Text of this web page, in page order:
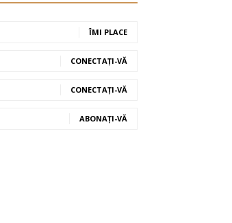
ÎMI PLACE
CONECTAȚI-VĂ
CONECTAȚI-VĂ
ABONAȚI-VĂ